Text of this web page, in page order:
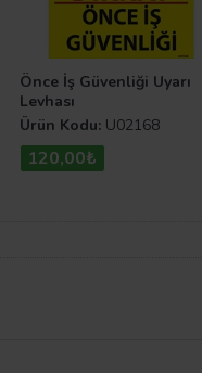
Önce İş Güvenliği Uyarı
Levhası
Ürün Kodu: U02168
120,00₺